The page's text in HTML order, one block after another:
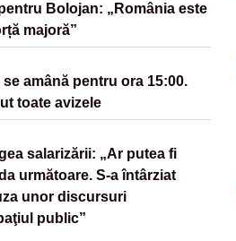
Bolojan: „România este
majoră”
amână pentru ora 15:00.
toate avizele
salarizării: „Ar putea fi
următoare. S-a întârziat
unor discursuri
public”